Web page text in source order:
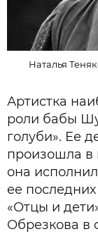
Наталья
Артистка
роли бабы
голуби». Ее
произошла в
она
ее
«Отцы и
Обрезкова в